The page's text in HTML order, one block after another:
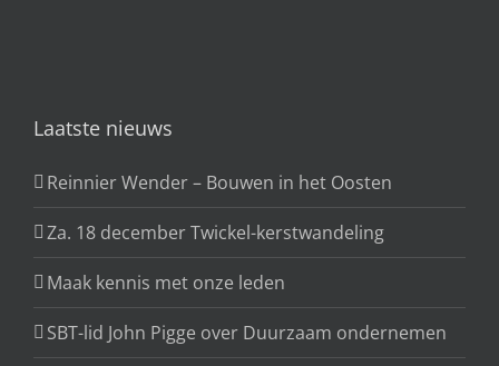
Laatste nieuws
Reinnier Wender – Bouwen in het Oosten
Za. 18 december Twickel-kerstwandeling
Maak kennis met onze leden
SBT-lid John Pigge over Duurzaam ondernemen